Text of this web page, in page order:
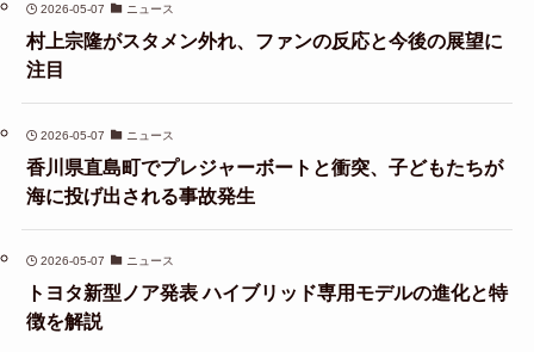
2026-05-07 ニュース
村上宗隆がスタメン外れ、ファンの反応と今後の展望に
注目
2026-05-07 ニュース
香川県直島町でプレジャーボートと衝突、子どもたちが
海に投げ出される事故発生
2026-05-07 ニュース
トヨタ新型ノア発表 ハイブリッド専用モデルの進化と特
徴を解説